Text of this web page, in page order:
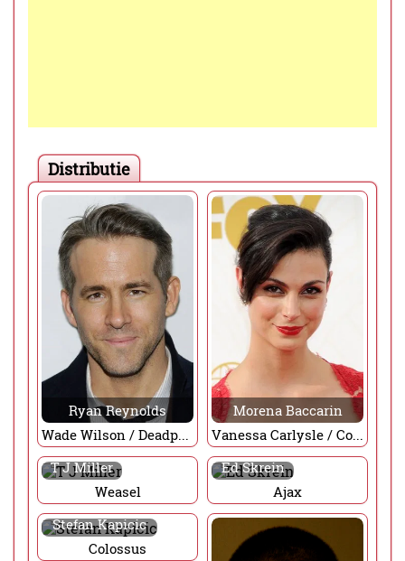
Distributie
Ryan Reynolds
Wade Wilson / Deadpool
Morena Baccarin
Vanessa Carlysle / Copycat
T J Miller
Weasel
Ed Skrein
Ajax
Stefan Kapicic
Colossus